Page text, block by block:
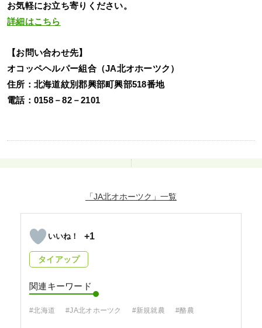
お気軽にお立ち寄りください。
詳細はこちら
【お問い合わせ先】
オコッペヘルパー組合（JA北オホーツク）
住所：北海道紋別郡興部町興部518番地
電話：0158－82－2101
「JA北オホーツク」
+1
タイアップ
関連キーワード
#北海道 #JA北オホーツク #新規就農 #酪農